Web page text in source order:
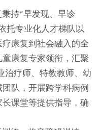
持“早发现、早诊
托专业化人才梯队以
康复到社会融入的全
康复专家领衔，汇聚
治疗师、特教教师、幼
队，开展跨学科病例
课堂等提供指导，确